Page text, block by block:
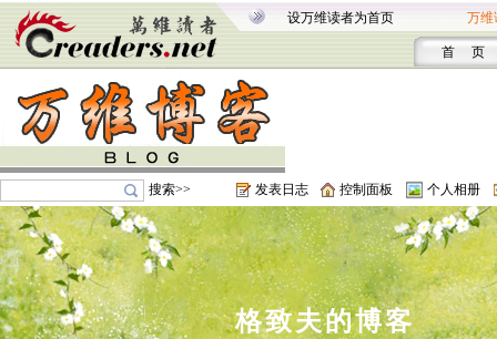
设万维读者为首页 万维
首 页
搜索>> 发表日志 控制面板 个人相册
格致夫的博客